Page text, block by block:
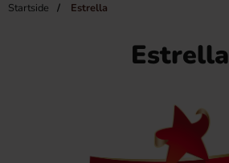
Startside Estrella
Estrella